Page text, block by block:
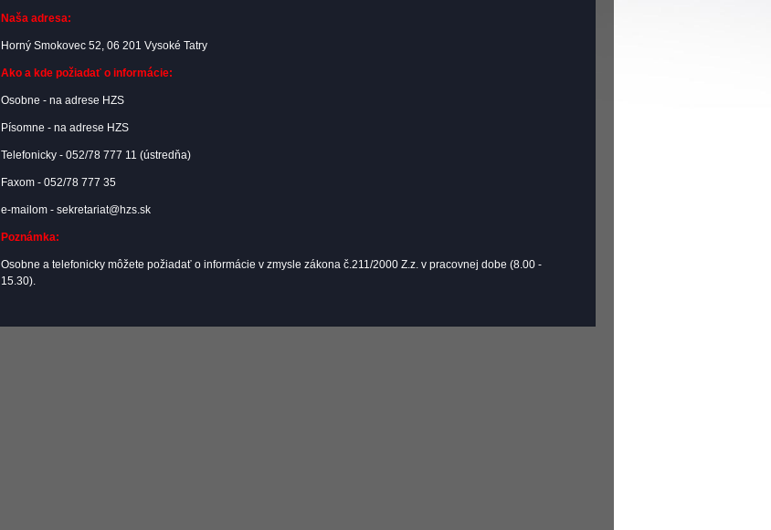
Naša adresa:
Horný Smokovec 52, 06 201 Vysoké Tatry
Ako a kde požiadať o informácie:
Osobne - na adrese HZS
Písomne - na adrese HZS
Telefonicky - 052/78 777 11 (ústredňa)
Faxom - 052/78 777 35
e-mailom - sekretariat@hzs.sk
Poznámka:
Osobne a telefonicky môžete požiadať o informácie v zmysle zákona č.211/2000 Z.z. v pracovnej dobe (8.00 -
15.30).